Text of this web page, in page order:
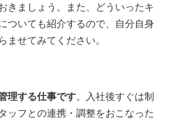
きましょう。また、どういったキ
ついても紹介するので、自分自身
ませてみてください。
理する仕事です。入社後すぐは制
ッフとの連携・調整をおこなった